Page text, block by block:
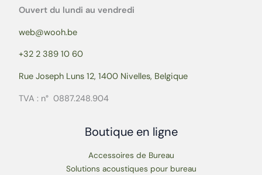
Ouvert du lundi au vendredi
web@wooh.be
+32 2 389 10 60
Rue Joseph Luns 12, 1400 Nivelles, Belgique
TVA : n° 0887.248.904
Boutique en ligne
Accessoires de Bureau
Solutions acoustiques pour bureau